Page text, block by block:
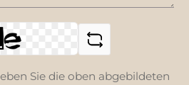
Sie die oben abgebildeten